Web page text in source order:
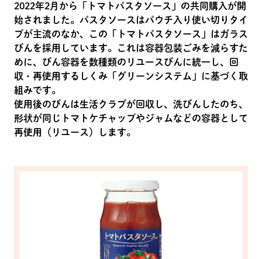
2022年2月から「トマトパスタソース」の共同購入が開
始されました。パスタソースはパウチ入り使い切りタイ
プが主流のなか、この「トマトパスタソース」はガラス
びんを採用しています。これは容器包装ごみを減らすた
めに、びん容器を数種類のリユースびんに統一し、回
収・再使用するしくみ「グリーンシステム」に基づく取
組みです。
使用後のびんは生活クラブが回収し、洗びんしたのち、
形状が同じトマトケチャップやジャムなどの容器として
再使用（リユース）します。